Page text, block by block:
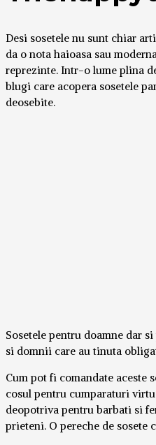
Desi sosetele nu sunt chiar
da o nota haioasa sau
reprezinte. Intr-o lume plina
blugi care acopera sosetele
deosebite.
Sosetele pentru doamne dar
si domnii care au tinuta
Cum pot fi comandate aceste
cosul pentru cumparaturi
deopotriva pentru barbati si
prieteni. O pereche de